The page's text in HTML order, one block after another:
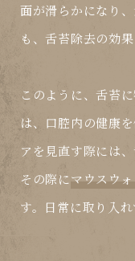
面が滑らかになり
も、舌苔除去の効
このように、舌苔
は、口腔内の健康
アを見直す際には
その際にマウスウ
す。日常に取り入